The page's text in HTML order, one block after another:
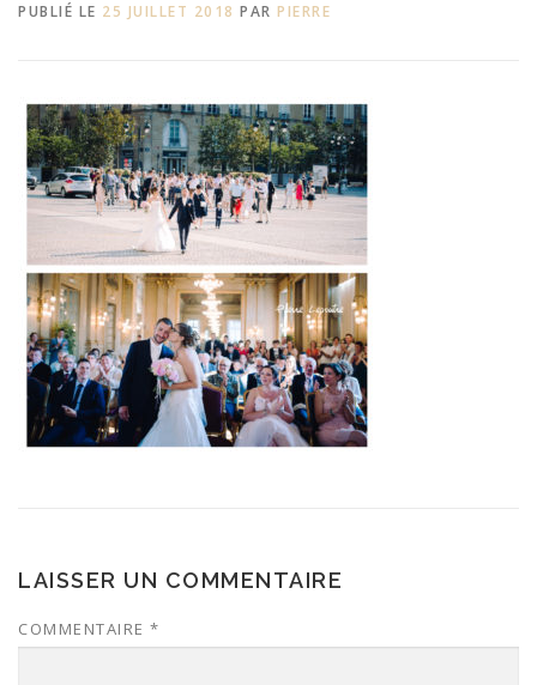
PUBLIÉ LE 25 JUILLET 2018 PAR PIERRE
LAISSER UN COMMENTAIRE
COMMENTAIRE *